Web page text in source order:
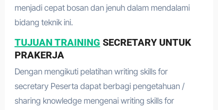
menjadi cepat bosan dan jenuh dalam mendalami
bidang teknik ini.
TUJUAN TRAINING SECRETARY UNTUK
PRAKERJA
Dengan mengikuti pelatihan writing skills for
secretary Peserta dapat berbagi pengetahuan /
sharing knowledge mengenai writing skills for